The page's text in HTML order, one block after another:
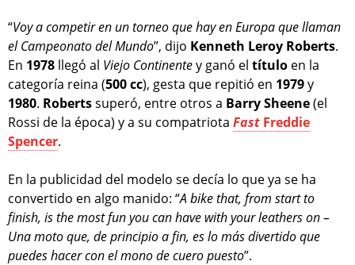
“Voy a competir en un torneo que hay en Europa que llaman
el Campeonato del Mundo”, dijo Kenneth Leroy Roberts.
En 1978 llegó al Viejo Continentey ganó el título en la
categoría reina (500 cc), gesta que repitió en 1979y
1980. Robertssuperó, entre otros a Barry Sheene(el
Rossi de la época) y a su compatriota Fast Freddie
Spencer.
En la publicidad del modelo se decía lo que ya se ha
convertido en algo manido: “A bike that, from start to
finish, is the most fun you can have with your leathers on –
Una moto que, de principio a fin, es lo más divertido que
puedes hacer con el mono de cuero puesto”.